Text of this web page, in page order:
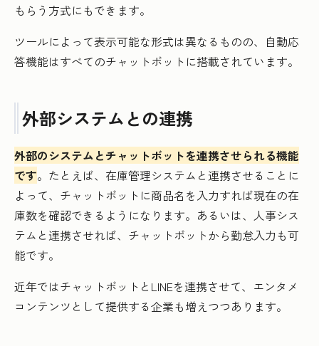
もらう方式にもできます。
ツールによって表示可能な形式は異なるものの、自動応
答機能はすべてのチャットボットに搭載されています。
外部システムとの連携
外部のシステムとチャットボットを連携させられる機能
です。たとえば、在庫管理システムと連携させることに
よって、チャットボットに商品名を入力すれば現在の在
庫数を確認できるようになります。あるいは、人事シス
テムと連携させれば、チャットボットから勤怠入力も可
能です。
近年ではチャットボットとLINEを連携させて、エンタメ
コンテンツとして提供する企業も増えつつあります。